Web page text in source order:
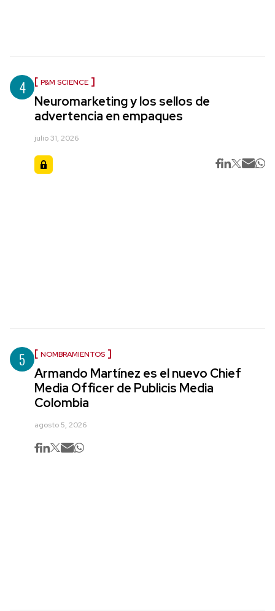
4 P&M SCIENCE
Neuromarketing y los sellos de
advertencia en empaques
julio 31, 2026
5 NOMBRAMIENTOS
Armando Martínez es el nuevo Chief
Media Officer de Publicis Media
Colombia
agosto 5, 2026